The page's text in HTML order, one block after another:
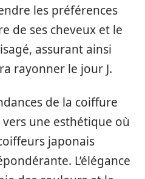
les préférences
de ses cheveux et le
assurant ainsi
rayonner le jour J.
de la coiffure
une esthétique où
japonais
L’élégance